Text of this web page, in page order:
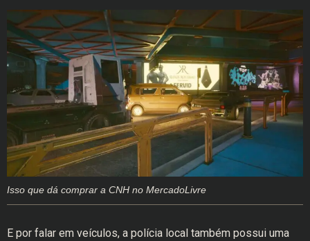
Isso que dá comprar a CNH no MercadoLivre
E por falar em veículos, a polícia local também possui uma